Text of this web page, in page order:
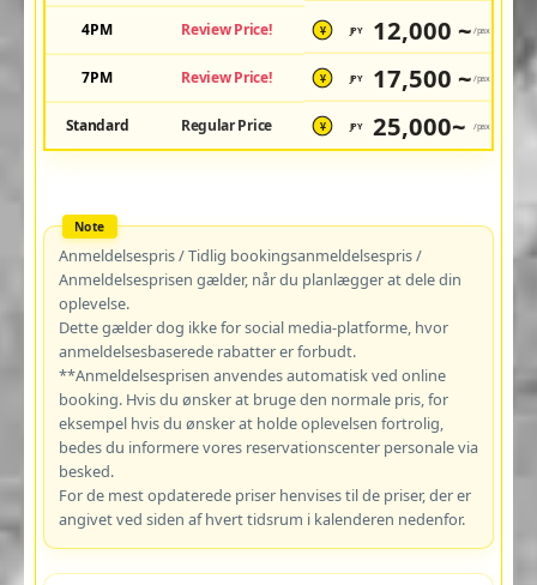
4PM Review Price! ¥ JPY 12,000 ~ /pax
7PM Review Price! ¥ JPY 17,500 ~ /pax
Standard Regular Price ¥ JPY 25,000~ /pax
Anmeldelsespris / Tidlig bookingsanmeldelsespris /
Anmeldelsesprisen gælder, når du planlægger at dele din
oplevelse.
Dette gælder dog ikke for social media-platforme, hvor
anmeldelsesbaserede rabatter er forbudt.
**Anmeldelsesprisen anvendes automatisk ved online
booking. Hvis du ønsker at bruge den normale pris, for
eksempel hvis du ønsker at holde oplevelsen fortrolig,
bedes du informere vores reservationscenter personale via
besked.
For de mest opdaterede priser henvises til de priser, der er
angivet ved siden af hvert tidsrum i kalenderen nedenfor.